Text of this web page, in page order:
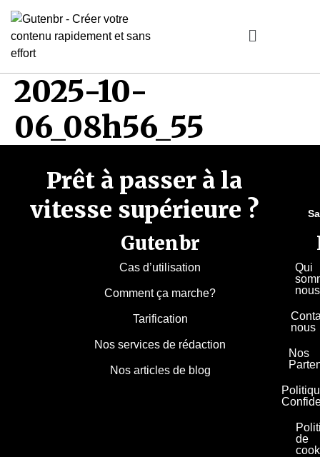
2025-10-
06_08h56_55
Prêt à passer à la
vitesse supérieure ?
Gutenbr
Cas d’utilisation
Comment ça marche?
Tarification
Nos services de rédaction
Nos articles de blog
Qui
nous
Nos
de